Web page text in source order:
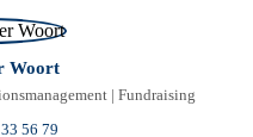
Woort
| Fundraising
56 79